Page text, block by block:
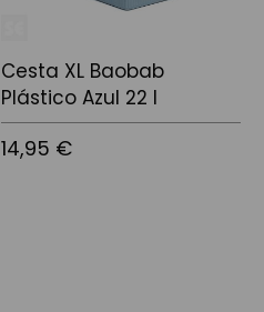
Cesta XL Baobab
Plástico Azul 22 l
14,95 €